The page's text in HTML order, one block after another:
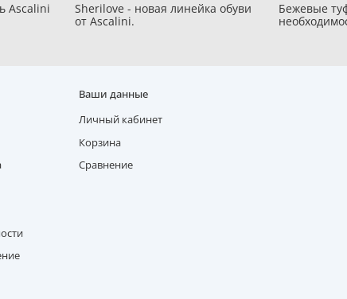
Ascalini
Sherilove - новая линейка обуви
от Ascalini.
Бежевые
Ваши данные
Личный кабинет
Корзина
Сравнение